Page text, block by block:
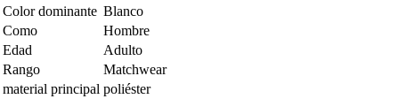
Color dominante Blanco
Como
Hombre
Edad
Adulto
Rango
Matchwear
material principal poliéster